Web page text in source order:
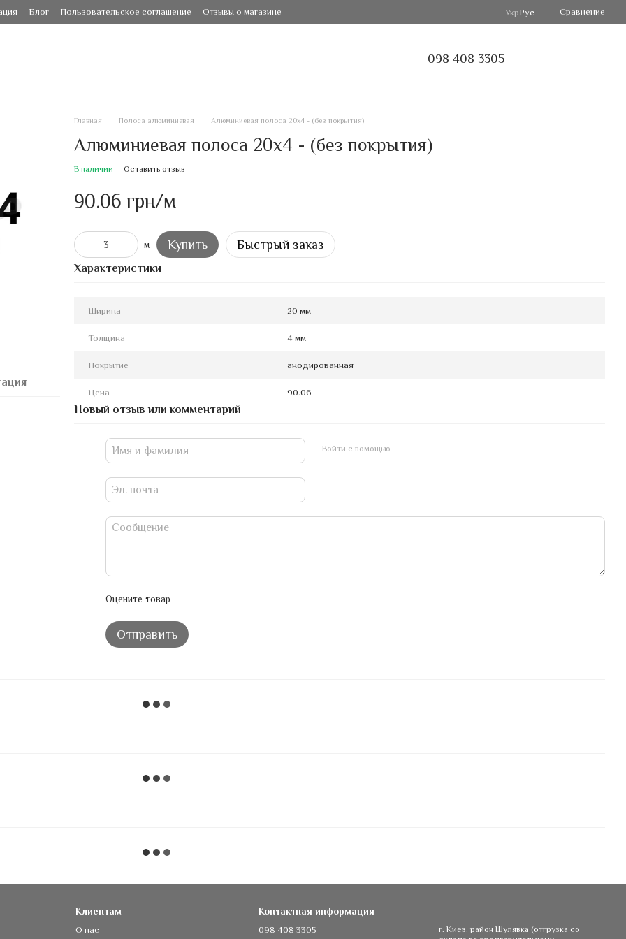
Блог Пользовательское соглашение Отзывы о магазине УкрРус Сравнение
098 408 3305
Главная Полоса алюминиевая Алюминиевая полоса 20х4 - (без покрытия)
Алюминиевая полоса 20х4 - (без покрытия)
В наличии Оставить отзыв
90.06 грн/м
м Купить Быстрый заказ
Характеристики
Ширина 20 мм
Толщина 4 мм
Покрытие анодированная
Цена 90.06
Новый отзыв или комментарий
Войти с помощью
Оцените товар
Отправить
Клиентам
О нас
Контактная информация
098 408 3305
г. Киев, район Шулявка (отгрузка со